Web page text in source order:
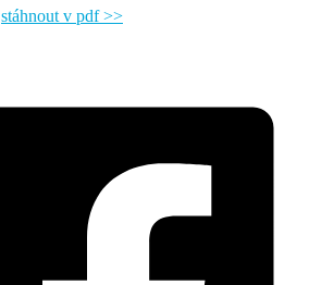
stáhnout v pdf >>